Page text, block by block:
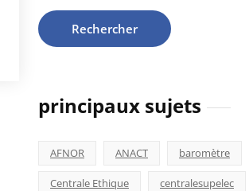
principaux sujets
AFNOR ANACT baromètre
Centrale Ethique centralesupelec